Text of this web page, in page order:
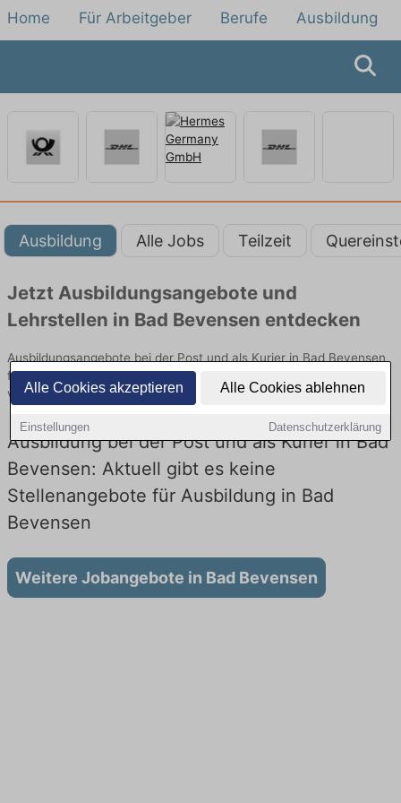
Alle Cookies akzeptieren Alle Cookies ablehnen
Einstellungen Datenschutzerklärung
Home Für Arbeitgeber Berufe Ausbildung
Ausbildung Alle Jobs Teilzeit
Jetzt Ausbildungsangebote und
Lehrstellen in Bad Bevensen entdecken
Ausbildungsangebote bei der Post und als Kurier in Bad Bevensen
finden Sie von namhaften Firmen. Entdecken Sie freie Optionen
von Top-Arbeitgebern und bewerben Sie sich noch heute.
Ausbildung bei der Post und als Kurier in Bad
Bevensen: Aktuell gibt es keine
Stellenangebote für Ausbildung in Bad
Bevensen
Weitere Jobangebote in Bad Bevensen